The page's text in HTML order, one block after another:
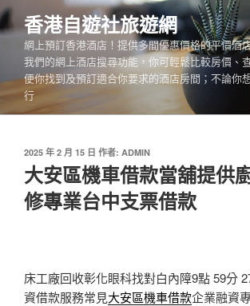
跳
至
內
香港自遊社旅遊網
網上預訂香港酒店！提供多間優惠價格的平價酒
我們的網上酒店搜尋功能，你可輕鬆比較房價、
便你找到及預訂適合你要求的酒店房間；不論你
行
發
於
2025 年 2 月 15 日 作者: ADMIN
大安區機車借款當舖提供
修專業台中支票借款
床工廠回收彰化眼科找對白內障9點 59分
資借款服務常見大安區機車借款企業融資